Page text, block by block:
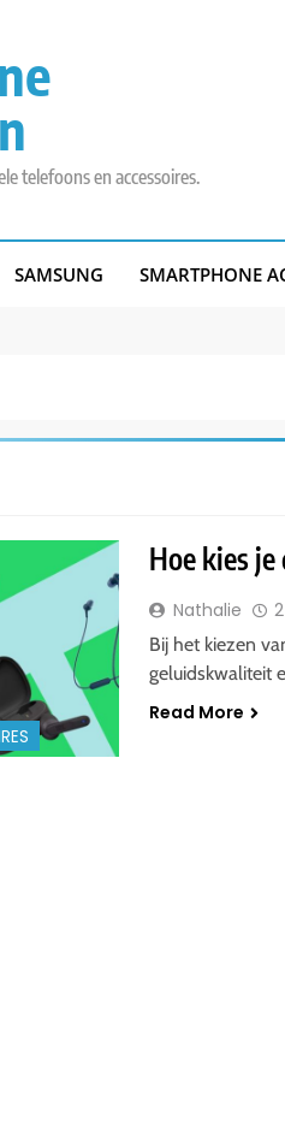
telefoons en accessoires.
SAMSUNG SMARTPHONE
Hoe kies
Nathalie
Bij het kiezen
geluidskwaliteit
Read More